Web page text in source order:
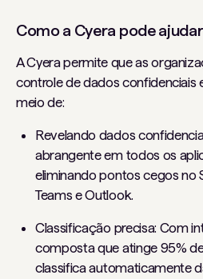
Como a Cyera pode
A Cyera permite que as
controle de dados
meio de:
Revelando dados
abrangente em todos os
eliminando pontos cegos no
Teams e Outlook.
Classificação precisa: Com
composta que atinge 95%
classifica automaticamente